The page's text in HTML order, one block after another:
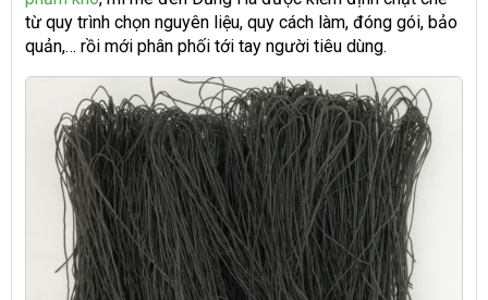
từ quy trình chọn nguyên liệu, quy cách làm, đóng gói, bảo
quản,… rồi mới phân phối tới tay người tiêu dùng.